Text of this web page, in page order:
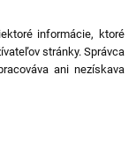
informácie, ktoré
stránky. Správca
ani nezískava